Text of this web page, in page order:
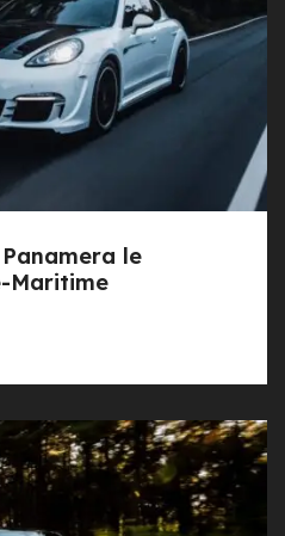
le
Maritime